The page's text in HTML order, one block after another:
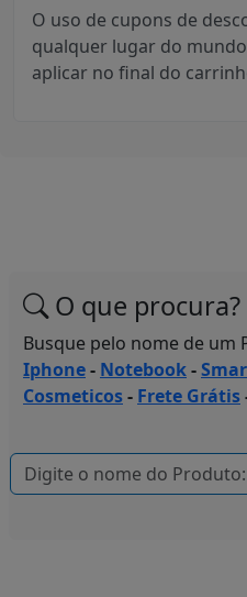
O uso de cupons de
qualquer lugar do
aplicar no final do
O que procura?
Busque pelo nome de um
Iphone- Notebook-
Cosmeticos- Frete Grátis